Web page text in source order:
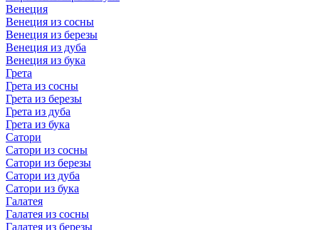
Венеция
Венеция из сосны
Венеция из березы
Венеция из дуба
Венеция из бука
Грета
Грета из сосны
Грета из березы
Грета из дуба
Грета из бука
Сатори
Сатори из сосны
Сатори из березы
Сатори из дуба
Сатори из бука
Галатея
Галатея из сосны
Галатея из березы